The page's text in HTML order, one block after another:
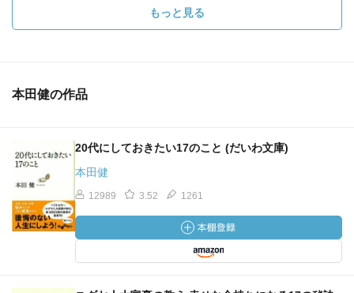
もっと見る
本田健の作品
20代にしておきたい17のこと (だいわ文庫)
本田健
12989 3.52 1261